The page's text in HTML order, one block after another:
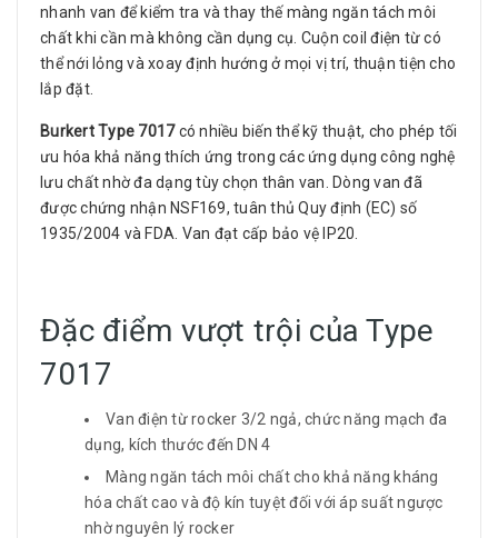
nhanh van để kiểm tra và thay thế màng ngăn tách môi
chất khi cần mà không cần dụng cụ. Cuộn coil điện từ có
thể nới lỏng và xoay định hướng ở mọi vị trí, thuận tiện cho
lắp đặt.
Burkert Type 7017có nhiều biến thể kỹ thuật, cho phép tối
ưu hóa khả năng thích ứng trong các ứng dụng công nghệ
lưu chất nhờ đa dạng tùy chọn thân van. Dòng van đã
được chứng nhận NSF169, tuân thủ Quy định (EC) số
1935/2004 và FDA. Van đạt cấp bảo vệ IP20.
Đặc điểm vượt trội của Type
7017
Van điện từ rocker 3/2 ngả, chức năng mạch đa
dụng, kích thước đến DN 4
Màng ngăn tách môi chất cho khả năng kháng
hóa chất cao và độ kín tuyệt đối với áp suất ngược
nhờ nguyên lý rocker